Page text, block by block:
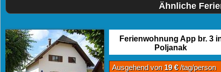
Ähnliche
Ferienwohnung App br. 3
Poljanak
Ausgehend von 19 €/tag/person